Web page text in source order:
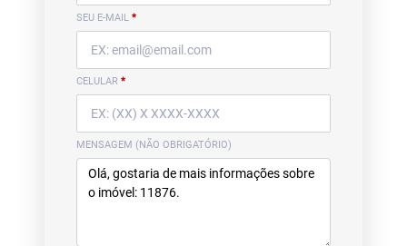
SEU E-MAIL *
CELULAR *
MENSAGEM (NÃO OBRIGATÓRIO)